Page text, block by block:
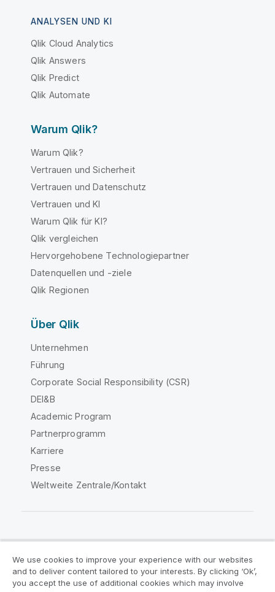
ANALYSEN UND KI
Qlik Cloud Analytics
Qlik Answers
Qlik Predict
Qlik Automate
Warum Qlik?
Warum Qlik?
Vertrauen und Sicherheit
Vertrauen und Datenschutz
Vertrauen und KI
Warum Qlik für KI?
Qlik vergleichen
Hervorgehobene Technologiepartner
Datenquellen und -ziele
Qlik Regionen
Über Qlik
Unternehmen
Führung
Corporate Social Responsibility (CSR)
DEI&B
Academic Program
Partnerprogramm
Karriere
Presse
Weltweite Zentrale/Kontakt
Rechtliche Vereinbarungen
We use cookies to improve your experience with our websites
and to deliver content tailored to your interests. By clicking ‘Ok’,
you accept the use of additional cookies which may involve